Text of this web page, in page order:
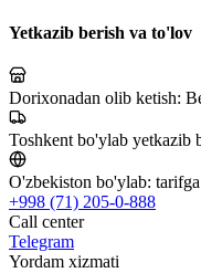
Yetkazib berish va to'lov
Dorixonadan olib ketish:
Toshkent bo'ylab yetkazib
O'zbekiston bo'ylab:
+998 (71) 205-0-888
Call center
Telegram
Yordam xizmati